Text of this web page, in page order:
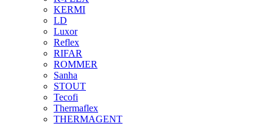
KERMI
LD
Luxor
Reflex
RIFAR
ROMMER
Sanha
STOUT
Tecofi
Thermaflex
THERMAGENT